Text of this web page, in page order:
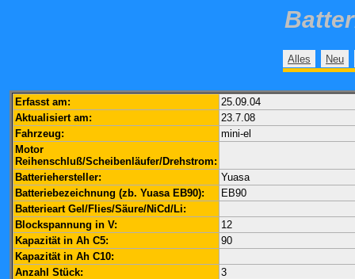
Alles Neu
Erfasst am:
25.09.04
Aktualisiert am:
23.7.08
Fahrzeug:
mini-el
Motor
Reihenschluß/Scheibenläufer/Drehstrom:
Batteriehersteller:
Yuasa
Batteriebezeichnung (zb. Yuasa EB90):
EB90
Batterieart Gel/Flies/Säure/NiCd/Li:
Blockspannung in V:
12
Kapazität in Ah C5:
90
Kapazität in Ah C10:
Anzahl Stück:
3